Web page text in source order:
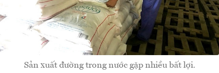
Sản xuất đường trong nước gặp nhiều bất lợi.